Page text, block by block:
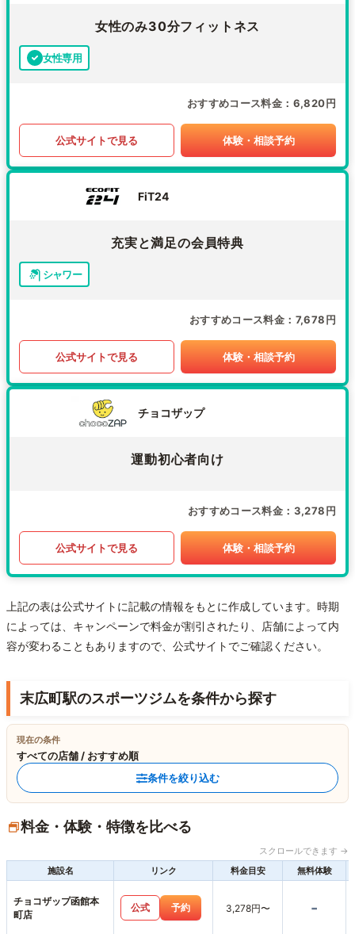
女性のみ30分フィットネス
女性専用
おすすめコース料金 6,820円
公式サイトで見る 体験・相談予約
FiT24
充実と満足の会員特典
シャワー
おすすめコース料金 7,678円
公式サイトで見る 体験・相談予約
チョコザップ
運動初心者向け
おすすめコース料金 3,278円
公式サイトで見る 体験・相談予約
上記の表は公式サイトに記載の情報をもとに作成しています。時期
によっては、キャンペーンで料金が割引されたり、店舗によって内
容が変わることもありますので、公式サイトでご確認ください。
末広町駅のスポーツジムを条件から探す
現在の条件
すべての店舗 / おすすめ順
条件を絞り込む
料金・体験・特徴を比べる
スクロールできます →
施設名
リンク 料金目安 無料体験
チョコザップ函館本
町店
公式 予約 3,278円〜 -